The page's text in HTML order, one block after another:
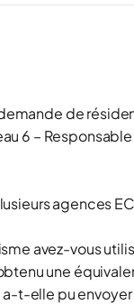
de
6 –
agences
avez-vous
une
t-elle pu